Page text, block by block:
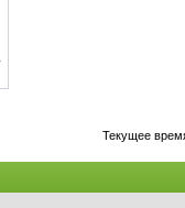
Текущее